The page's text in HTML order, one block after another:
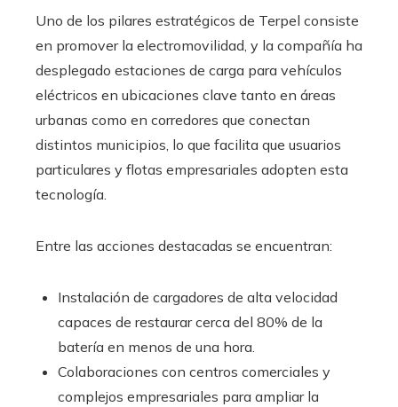
Uno de los pilares estratégicos de Terpel consiste
en promover la electromovilidad, y la compañía ha
desplegado estaciones de carga para vehículos
eléctricos en ubicaciones clave tanto en áreas
urbanas como en corredores que conectan
distintos municipios, lo que facilita que usuarios
particulares y flotas empresariales adopten esta
tecnología.
Entre las acciones destacadas se encuentran:
Instalación de cargadores de alta velocidad
capaces de restaurar cerca del 80% de la
batería en menos de una hora.
Colaboraciones con centros comerciales y
complejos empresariales para ampliar la